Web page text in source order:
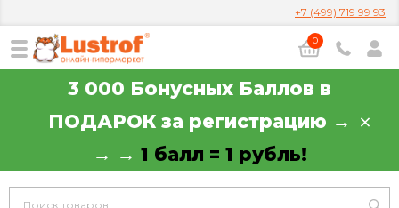
+7 (499) 719 99 93
0
3 000 Бонусных Баллов в
ПОДАРОК за регистрацию →
→ → 1 балл = 1 рубль!